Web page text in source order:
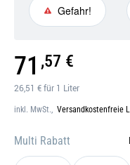
Gefahr!
Gefahr!
26,51 € für 1 Liter
71 ,57 €
inkl. MwSt., Versandkostenfreie
Multi Rabatt